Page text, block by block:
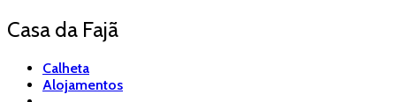
Casa da Fajã
Calheta
Alojamentos